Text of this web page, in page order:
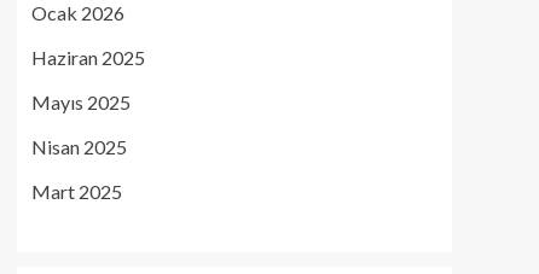
Ocak 2026
Haziran 2025
Mayıs 2025
Nisan 2025
Mart 2025